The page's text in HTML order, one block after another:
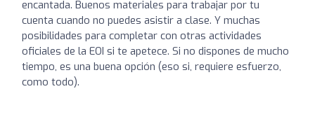
encantada. Buenos materiales para trabajar por tu
cuenta cuando no puedes asistir a clase. Y muchas
posibilidades para completar con otras actividades
oficiales de la EOI si te apetece. Si no dispones de mucho
tiempo, es una buena opción (eso si, requiere esfuerzo,
como todo).